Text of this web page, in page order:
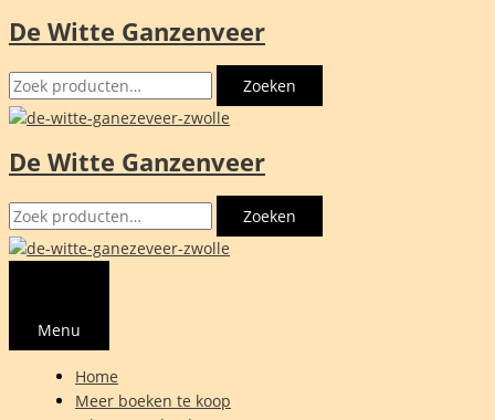
Ga
de
inhoud
De Witte Ganzenveer
Zoeken
naar:
Zoeken
De Witte Ganzenveer
Zoeken
naar:
Zoeken
Menu
Home
Meer boeken te koop